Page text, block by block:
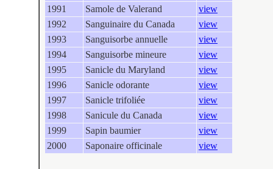
1991
Samole de Valerand
view
1992
Sanguinaire du Canada
view
1993
Sanguisorbe annuelle
view
1994
Sanguisorbe mineure
view
1995
Sanicle du Maryland
view
1996
Sanicle odorante
view
1997
Sanicle trifoliée
view
1998
Sanicule du Canada
view
1999
Sapin baumier
view
2000
Saponaire officinale view